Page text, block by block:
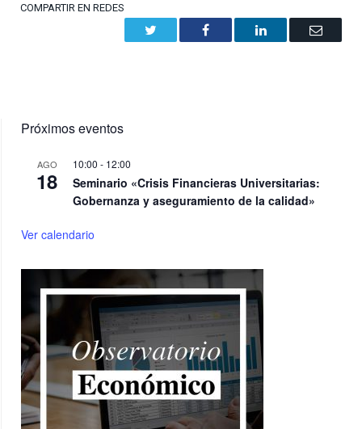
COMPARTIR EN REDES
Facebook LinkedIn Email
Próximos eventos
AGO
18
10:00 - 12:00
Seminario «Crisis Financieras Universitarias:
Gobernanza y aseguramiento de la calidad»
Ver calendario